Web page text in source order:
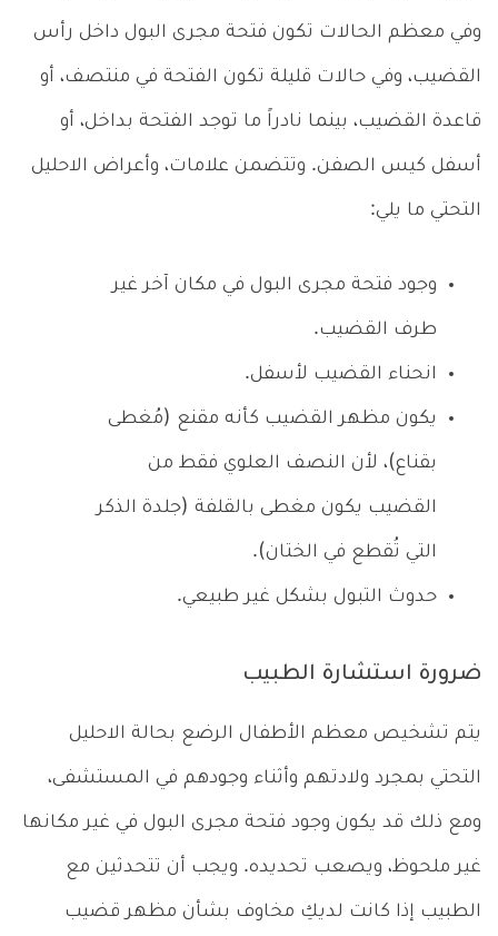
وفي معظم الحالات تكون فتحة مجرى البول داخل رأس
القضيب، وفي حالات قليلة تكون الفتحة في منتصف، أو
قاعدة القضيب، بينما نادراً ما توجد الفتحة بداخل، أو
أسفل كيس الصفن. وتتضمن علامات، وأعراض الاحليل
التحتي ما يلي:
وجود فتحة مجرى البول في مكان آخر غير
طرف القضيب.
انحناء القضيب لأسفل.
يكون مظهر القضيب كأنه مقنع (مُغطى
بقناع)، لأن النصف العلوي فقط من
القضيب يكون مغطى بالقلفة (جلدة الذكر
التي تُقطع في الختان).
حدوث التبول بشكل غير طبيعي.
ضرورة استشارة الطبيب
يتم تشخيص معظم الأطفال الرضع بحالة الاحليل
التحتي بمجرد ولادتهم وأثناء وجودهم في المستشفى،
ومع ذلك قد يكون وجود فتحة مجرى البول في غير مكانها
غير ملحوظ، ويصعب تحديده. ويجب أن تتحدثين مع
الطبيب إذا كانت لديكِ مخاوف بشأن مظهر قضيب